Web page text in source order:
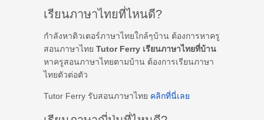
เรียนภาษาไทยที่ไหนดี?
กำลังหาติวเตอร์ภาษาไทยใกล้ๆบ้าน ต้องการหาครู
สอนภาษาไทย Tutor Ferry เรียนภาษาไทยที่บ้าน
หาครูสอนภาษาไทยตามบ้าน ต้องการเรียนภาษา
ไทยตัวต่อตัว
Tutor Ferry รับสอนภาษาไทย คลิกที่นี่เลย